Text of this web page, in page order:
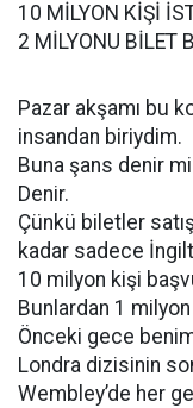
10 MİLYON KİŞİ
2 MİLYONU BİLET
Pazar akşamı bu
insandan biriydim.
Buna şans denir
Denir.
Çünkü biletler
kadar sadece
10 milyon kişi
Bunlardan 1
Önceki gece
Londra dizisinin
Wembley’de her